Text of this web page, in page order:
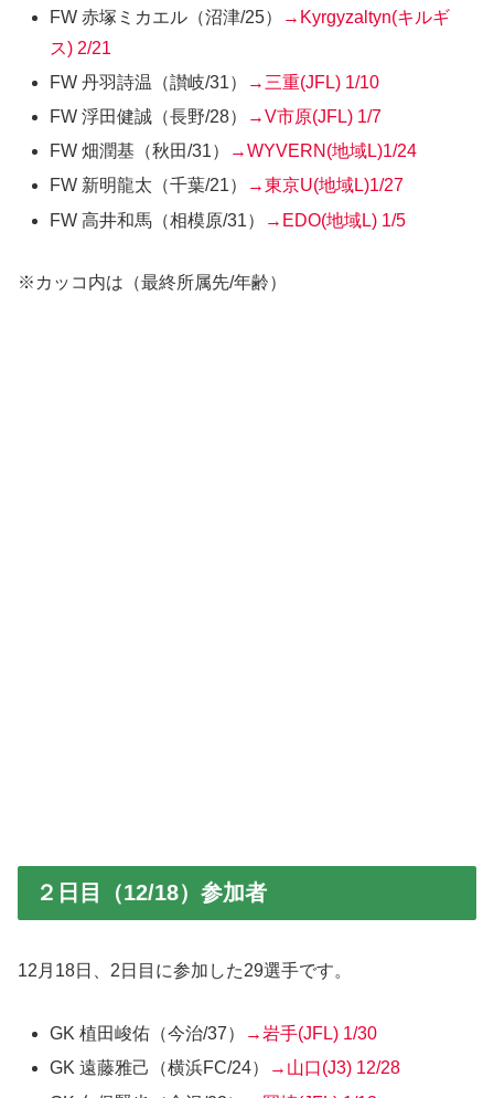
FW 赤塚ミカエル （沼津/25）
→Kyrgyzaltyn(キルギ
ス) 2/21
FW 丹羽詩温 （讃岐/31） →三重(JFL) 1/10
FW 浮田健誠 （長野/28） →V市原(JFL) 1/7
FW 畑潤基 （秋田/31） →WYVERN(地域L)1/24
FW 新明龍太 （千葉/21） →東京U(地域L)1/27
FW 高井和馬 （相模原/31） →EDO(地域L) 1/5
※カッコ内は（最終所属先/年齢）
２日目（12/18）参加者
12月18日、2日目に参加した29選手です。
GK 植田峻佑 （今治/37） →岩手(JFL) 1/30
GK 遠藤雅己
（横浜FC/24） →山口(J3) 12/28